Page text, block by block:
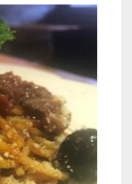
多少人跳了。
罪案數據，整
多宗，下
，侵犯人身
本地區罪均錄
多宗。 去
案：320多
、販毒等均
年的23宗，
透過聊天軟件
了極端舉動，
受重傷，而嶽
警方拘捕，
，珠海的朋
東珠海拱北
稱，凶手持刀
女）倒地，身
人者是受傷女
該男子持刀將